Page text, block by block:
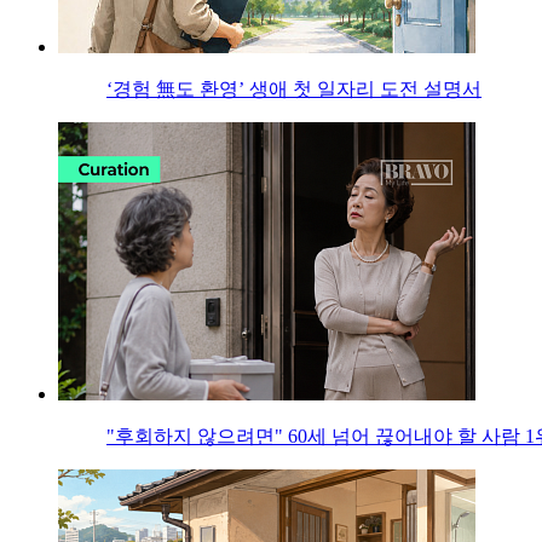
‘경험 無도 환영’ 생애 첫 일자리 도전 설명서
"후회하지 않으려면" 60세 넘어 끊어내야 할 사람 1